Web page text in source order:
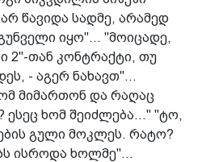
წავიდა სადმე, არამედ
იყო"... "მოიცადე,
2"-თან კონტრაქტი, თუ
- აგერ ნახავთ"...
მიმართონ და რაღაც
ხომ შეიძლება..." "ტო,
გული მოკლეს. რატო?
ისროდა ხოლმე"...